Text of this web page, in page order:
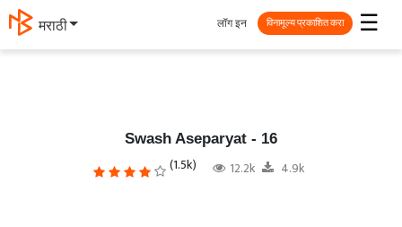
मराठी ☰
लॉग इन विनामूल्य प्रकाशित करा
Swash Aseparyat - 16
(1.5k) 12.2k 4.9k